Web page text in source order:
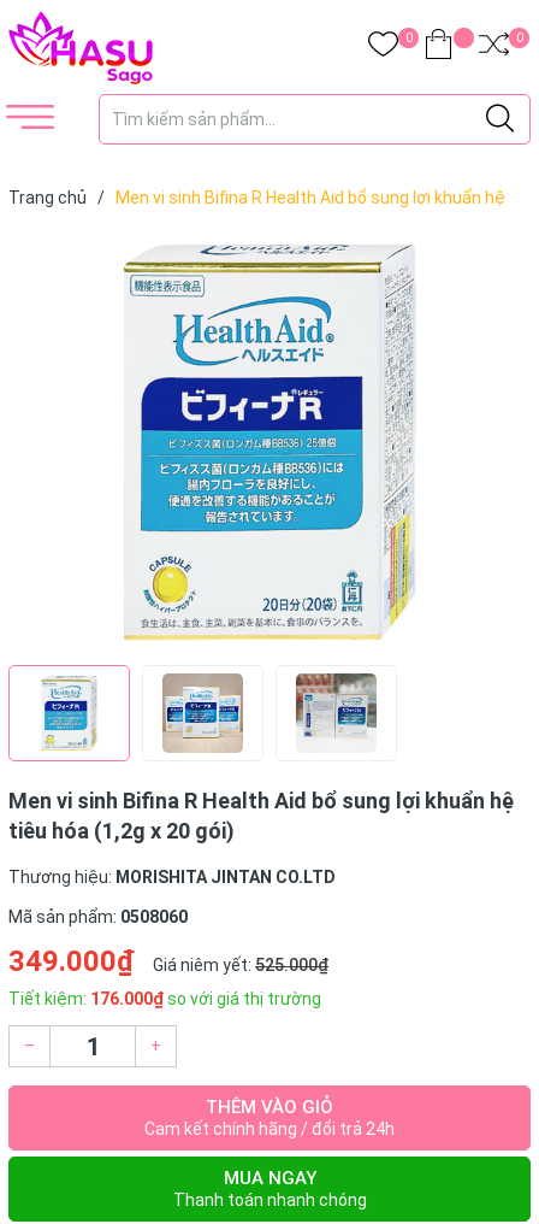
0 0
Trang chủ /
Men vi sinh Bifina R Health Aid bổ sung lợi khuẩn hệ
Men vi sinh Bifina R Health Aid bổ sung lợi khuẩn hệ
tiêu hóa (1,2g x 20 gói)
Thương hiệu: MORISHITA JINTAN CO.LTD
Mã sản phẩm: 0508060
349.000₫ Giá niêm yết: 525.000₫
Tiết kiệm: 176.000₫so với giá thị trường
– +
THÊM VÀO GIỎ
Cam kết chính hãng / đổi trả 24h
MUA NGAY
Thanh toán nhanh chóng